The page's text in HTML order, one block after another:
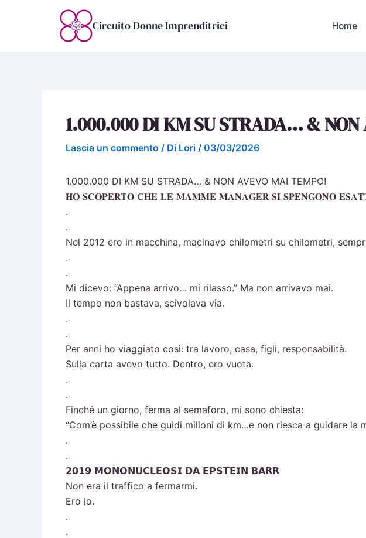
Circuito Donne Imprenditrici Home
1.000.000 DI KM SU STRADA… &
Lascia un commento / Di Lori / 03/03/2026
1.000.000 DI KM SU STRADA… & NON AVEVO MAI TEMPO!
𝐇𝐎 𝐒𝐂𝐎𝐏𝐄𝐑𝐓𝐎 𝐂𝐇𝐄 𝐋𝐄 𝐌𝐀𝐌𝐌𝐄 𝐌𝐀𝐍𝐀𝐆𝐄𝐑 𝐒𝐈 𝐒𝐏𝐄𝐍𝐆𝐎𝐍𝐎
.
.
Nel 2012 ero in macchina, macinavo chilometri su chilometri,
.
.
Mi dicevo: “Appena arrivo… mi rilasso.” Ma non arrivavo mai.
Il tempo non bastava, scivolava via.
.
.
Per anni ho viaggiato così: tra lavoro, casa, figli, responsabilità.
Sulla carta avevo tutto. Dentro, ero vuota.
.
.
Finché un giorno, ferma al semaforo, mi sono chiesta:
“Com’è possibile che guidi milioni di km…e non riesca a guidare la
.
.
𝟮𝟬𝟭𝟵 𝗠𝗢𝗡𝗢𝗡𝗨𝗖𝗟𝗘𝗢𝗦𝗜 𝗗𝗔 𝗘𝗣𝗦𝗧𝗘𝗜𝗡 𝗕𝗔𝗥𝗥
Non era il traffico a fermarmi.
Ero io.
.
.